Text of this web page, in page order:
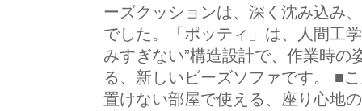
ーズクッションは、深く沈み込み
でした。「ポッティ」は、人間工
みすぎない”構造設計で、作業時
る、新しいビーズソファです。 ■
置けない部屋で使える、座り心地